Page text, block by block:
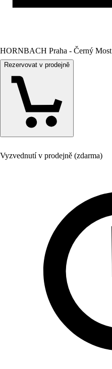
HORNBACH Praha - Černý Most
Rezervovat v prodejně
Vyzvednutí v prodejně (zdarma)